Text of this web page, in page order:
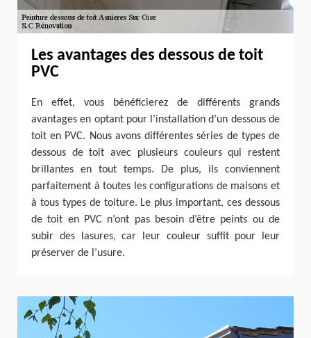
Les avantages des dessous de toit
PVC
En effet, vous bénéficierez de différents grands
avantages en optant pour l’installation d’un dessous de
toit en PVC. Nous avons différentes séries de types de
dessous de toit avec plusieurs couleurs qui restent
brillantes en tout temps. De plus, ils conviennent
parfaitement à toutes les configurations de maisons et
à tous types de toiture. Le plus important, ces dessous
de toit en PVC n’ont pas besoin d’être peints ou de
subir des lasures, car leur couleur suffit pour leur
préserver de l’usure.